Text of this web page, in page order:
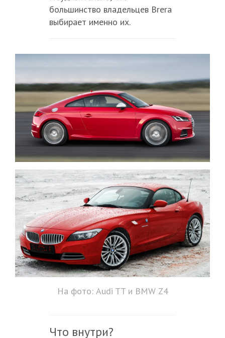
большинство владельцев Brera
выбирает именно их.
На фото: Audi TT и BMW Z4
Что внутри?